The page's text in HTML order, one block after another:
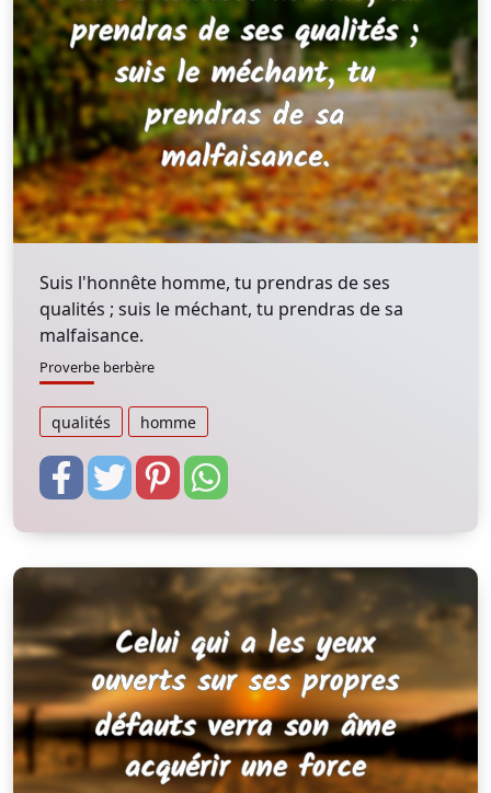
Suis l'honnête homme, tu prendras de ses
qualités ; suis le méchant, tu prendras de sa
malfaisance.
Proverbe berbère
qualités homme